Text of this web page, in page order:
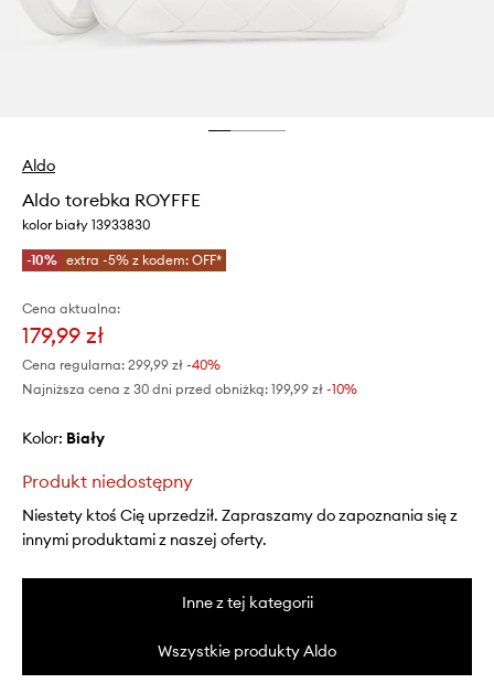
Aldo
Aldo torebka ROYFFE
kolor biały 13933830
-10% extra -5% z kodem: OFF*
Cena aktualna:
179,99 zł
Cena regularna: 299,99 zł -40%
Najniższa cena z 30 dni przed obniżką: 199,99 zł -10%
Kolor: biały
Produkt niedostępny
Niestety ktoś Cię uprzedził. Zapraszamy do zapoznania się z
innymi produktami z naszej oferty.
Inne z tej kategorii
Wszystkie produkty Aldo